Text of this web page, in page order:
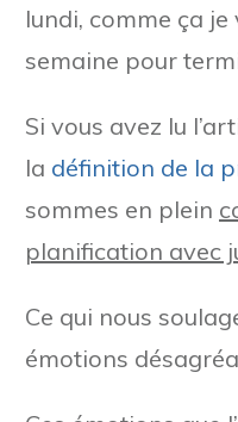
lundi, comme ça
semaine pour
Si vous avez lu
la définition de la
sommes en plein
planification avec
Ce qui nous
émotions